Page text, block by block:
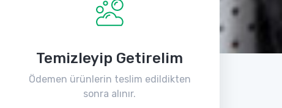
Temizleyip Getirelim
Ödemen ürünlerin teslim edildikten
sonra alınır.